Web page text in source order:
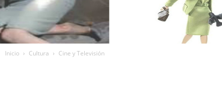
Inicio Cultura Cine y Televisión